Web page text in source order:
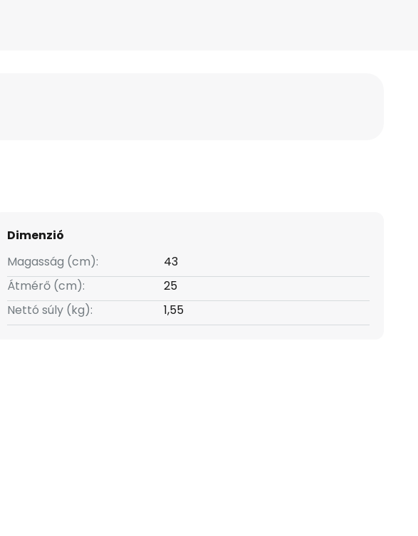
Dimenzió
Magasság (cm):
43
Átmérő (cm):
25
Nettó súly (kg):
1,55